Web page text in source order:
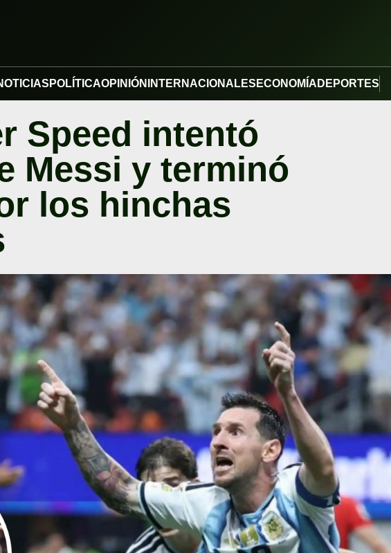
POLÍTICAOPINIÓN INTERNACIONALES ECONOMÍA DEPORTES
Speed intentó
Messi y terminó
los hinchas